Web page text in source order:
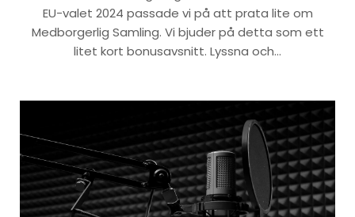
EU-valet 2024 passade vi på att prata lite om
Medborgerlig Samling. Vi bjuder på detta som ett
litet kort bonusavsnitt. Lyssna och…